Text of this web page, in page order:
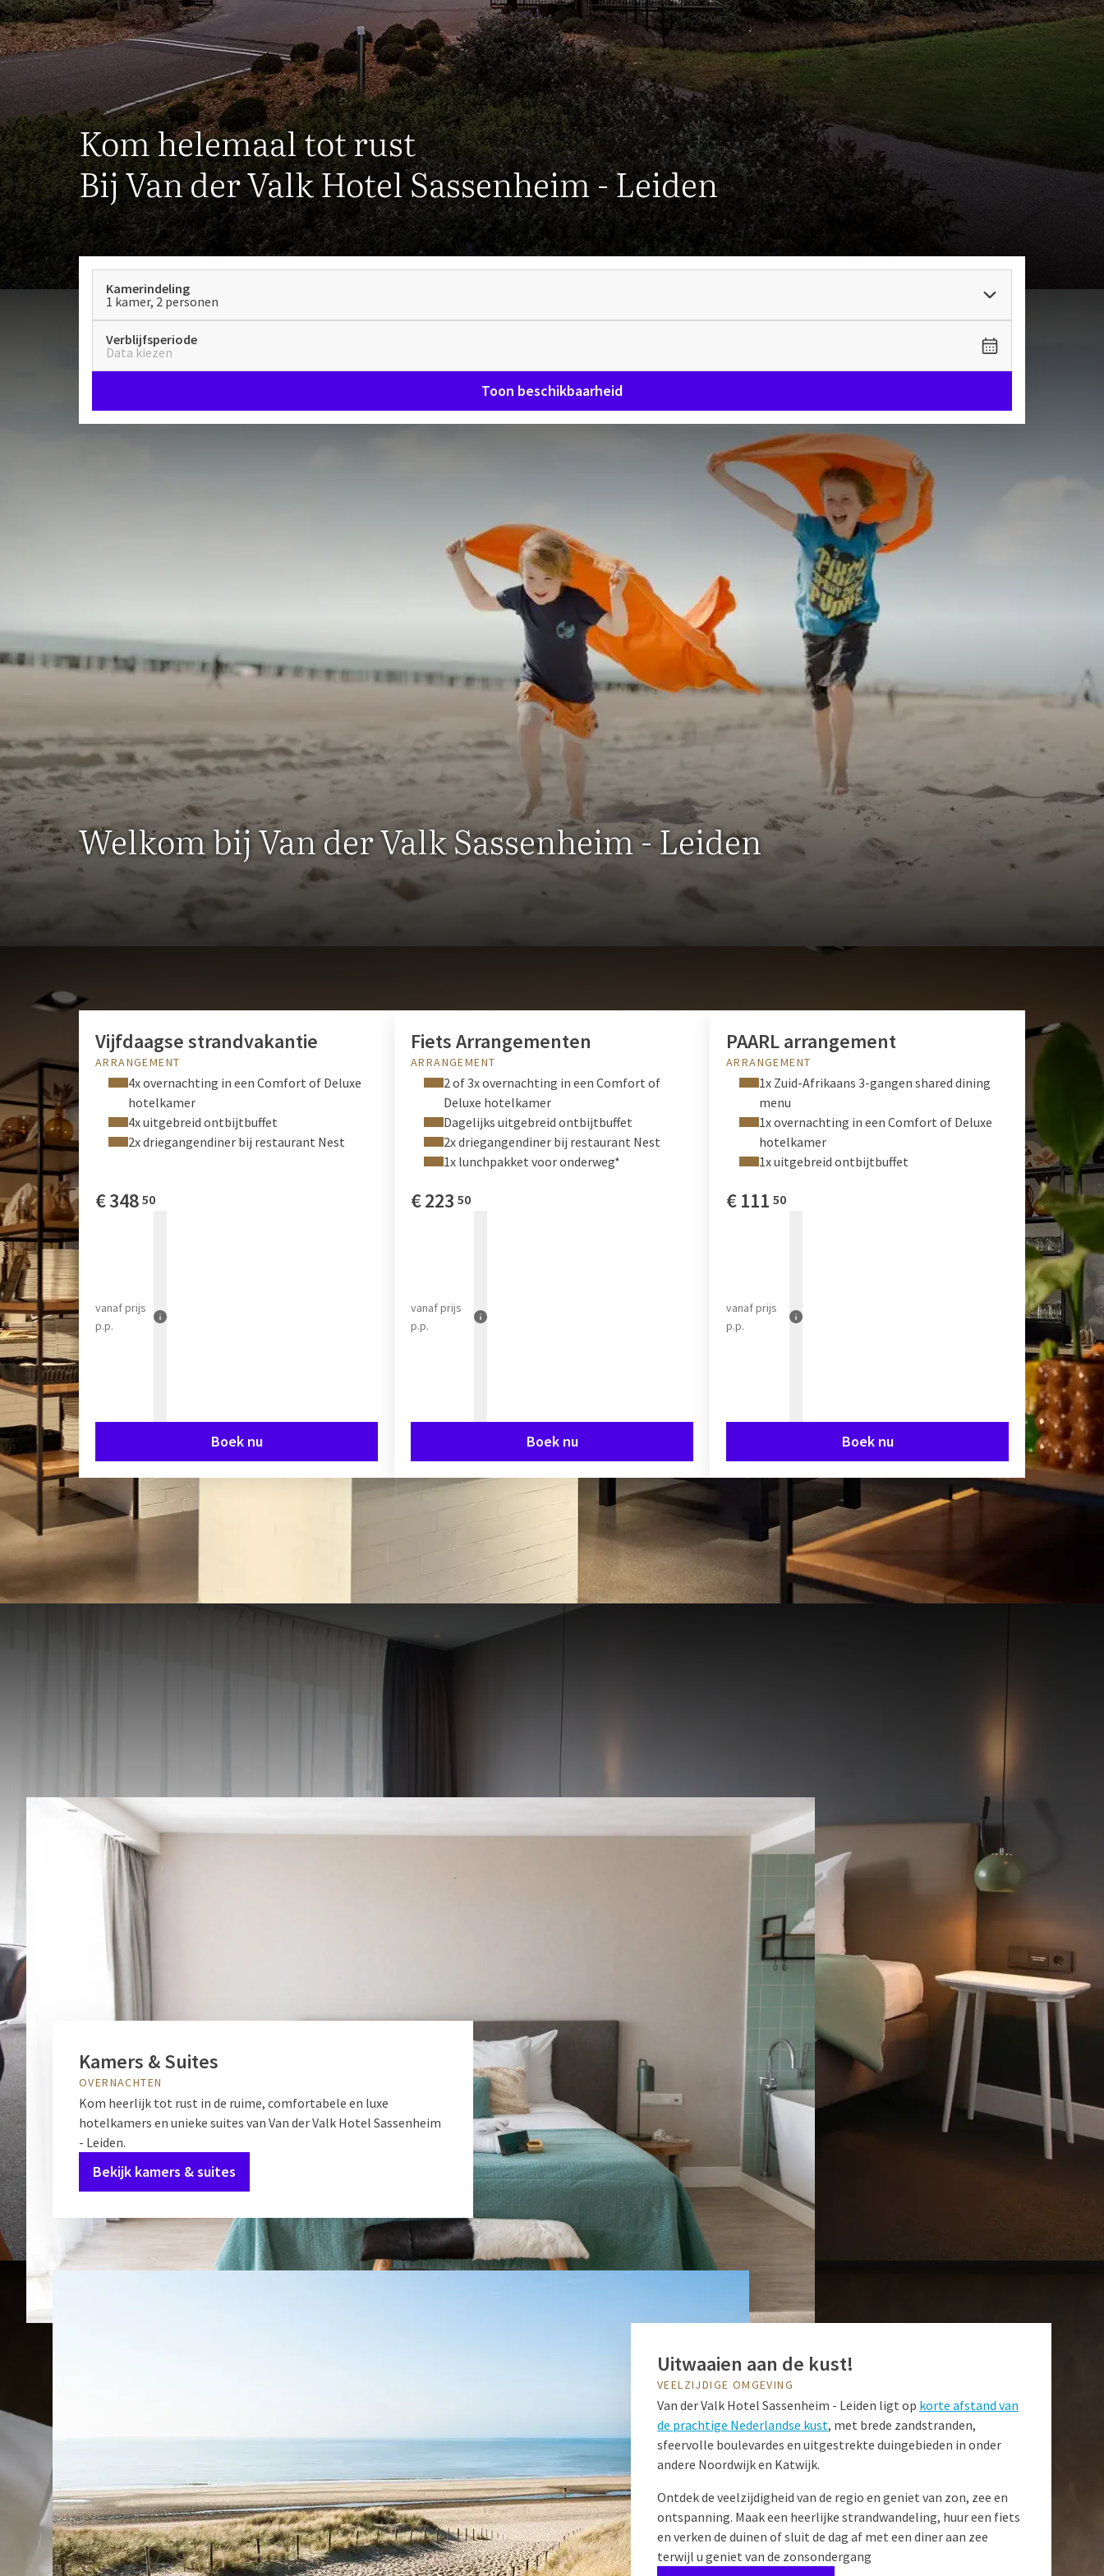
Kom helemaal tot rust
Bij Van der Valk Hotel Sassenheim - Leiden
Welkom bij Van der Valk Sassenheim - Leiden
Kamerindeling
1 kamer, 2 personen
Verblijfsperiode
Data kiezen
Toon beschikbaarheid
Welkom bij Van der Valk Hotel Sassenheim - Leiden
Bij Van der Valk Hotel Sassenheim - Leiden bent u van harte welkom voor een ontspannen weekend
weg, een zakelijke meeting of een gezellig etentje in ons restaurant. Ontdek alle mogelijkheden en
ervaar de luxe, comfort en gastvrijheid van Van der Valk.
Drie restaurants
A la carte Restaurant Nest, Live Cooking & OZZO Oriental Restobar
Business & Events
16 multifunctionele vergader- en congreszalen
Jack's Casino
Gratis toegang, hapjes en drankjes
8,5Fantastisch beoordeeld
Vijfdaagse strandvakantie
ARRANGEMENT
4x overnachting in een Comfort of Deluxe
hotelkamer
4x uitgebreid ontbijtbuffet
2x driegangendiner bij restaurant Nest
€348 50
vanafprijs
p.p.
Boek nu
Fiets Arrangementen
ARRANGEMENT
2 of 3x overnachting in een Comfort of
Deluxe hotelkamer
Dagelijks uitgebreid ontbijtbuffet
2x driegangendiner bij restaurant Nest
1x lunchpakket voor onderweg*
€223 50
vanafprijs
p.p.
Boek nu
PAARL arrangement
ARRANGEMENT
1x Zuid-Afrikaans 3-gangen shared dining
menu
1x overnachting in een Comfort of Deluxe
hotelkamer
1x uitgebreid ontbijtbuffet
€111 50
vanafprijs
p.p.
Boek nu
Geniet vanluxeen
gastvrije omgeving. Al generaties lang staan wij
bekend om onze kwaliteit en aandacht voor elke gast.
Kamers & Suites
OVERNACHTEN
Kom heerlijk tot rust in de ruime, comfortabele en luxe
hotelkamers en unieke suites van Van der Valk Hotel Sassenheim
- Leiden.
Bekijk kamers & suites
Uitwaaien aan de kust!
VEELZIJDIGE OMGEVING
Van der Valk Hotel Sassenheim - Leiden ligt op korte afstand van
de prachtige Nederlandse kust, met brede zandstranden,
sfeervolle boulevardes en uitgestrekte duingebieden in onder
andere Noordwijk en Katwijk.
Ontdek de veelzijdigheid van de regio en geniet van zon, zee en
ontspanning. Maak een heerlijke strandwandeling, huur een fiets
en verken de duinen of sluit de dag af met een diner aan zee
terwijl u geniet van de zonsondergang